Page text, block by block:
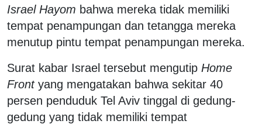
Israel Hayom bahwa mereka tidak memiliki
tempat penampungan dan tetangga mereka
menutup pintu tempat penampungan mereka.
Surat kabar Israel tersebut mengutip Home
Frontyang mengatakan bahwa sekitar 40
persen penduduk Tel Aviv tinggal di gedung-
gedung yang tidak memiliki tempat